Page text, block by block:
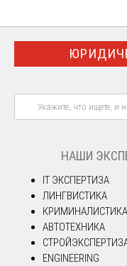
НАШИ
IT ЭКСПЕРТИЗА
ЛИНГВИСТИКА
КРИМИНАЛИСТИКА
АВТОТЕХНИКА
ENGINEERING